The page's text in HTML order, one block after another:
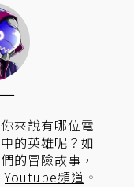
來說有哪位電
的英雄呢？如
的冒險故事，
Youtube頻道 。